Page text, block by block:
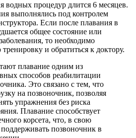
процедур длится 6 месяцев.
выполнялись под контролем
Если после плавания в
общее состояние или
то необходимо
и обратиться к доктору.
плавание одним из
способов реабилитации
Это связано с тем, что
на позвоночник, позволяя
упражнения без риска
Плавание способствует
корсета, что, в свою
позвоночник в